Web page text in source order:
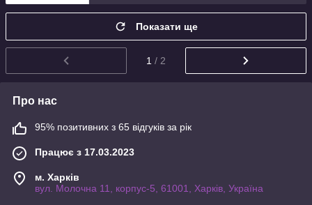
Показати ще
1 / 2
Про нас
95% позитивних з 65 відгуків за рік
Працює з 17.03.2023
м. Харків
вул. Молочна 11, корпус-5, 61001, Харків, Україна